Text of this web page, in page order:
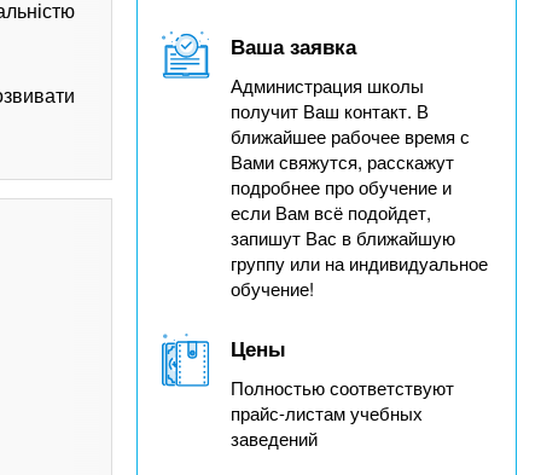
Ваша заявка
Администрация школы
получит Ваш контакт. В
ближайшее рабочее время с
Вами свяжутся, расскажут
подробнее про обучение и
если Вам всё подойдет,
запишут Вас в ближайшую
группу или на индивидуальное
обучение!
Цены
Полностью соответствуют
прайс-листам учебных
заведений